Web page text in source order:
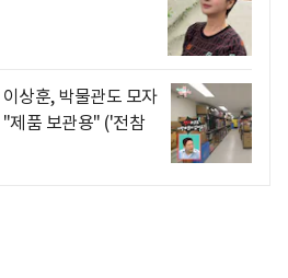
상훈, 박물관도 모자
제품 보관용" ('전참